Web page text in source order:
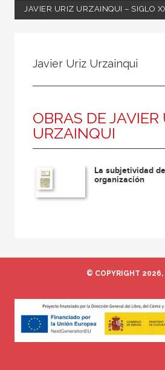
JAVIER URIZ URZAINQUI – SIGLO
Javier Uriz Urzainqui
OBRAS DE JAVIER
URZAINQUI
La subjetividad
organización
© COPYRIGHT 2026,